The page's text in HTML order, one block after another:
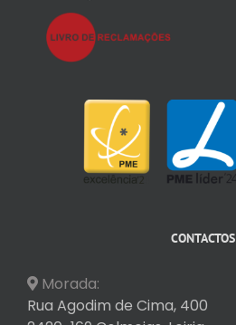
CONTACTOS
Morada:
Rua Agodim de Cima, 400